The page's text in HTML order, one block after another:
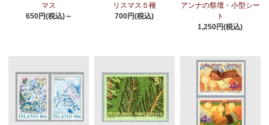
マス
650円(税込)～
リスマス５種
700円(税込)
アンナの祭壇・小型シー
ト
1,250円(税込)